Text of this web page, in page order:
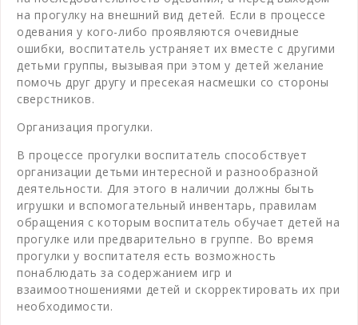
на прогулку на внешний вид детей. Если в процессе
одевания у кого-либо проявляются очевидные
ошибки, воспитатель устраняет их вместе с другими
детьми группы, вызывая при этом у детей желание
помочь друг другу и пресекая насмешки со стороны
сверстников.
Организация прогулки.
В процессе прогулки воспитатель способствует
организации детьми интересной и разнообразной
деятельности. Для этого в наличии должны быть
игрушки и вспомогательный инвентарь, правилам
обращения с которым воспитатель обучает детей на
прогулке или предварительно в группе. Во время
прогулки у воспитателя есть возможность
понаблюдать за содержанием игр и
взаимоотношениями детей и скорректировать их при
необходимости.